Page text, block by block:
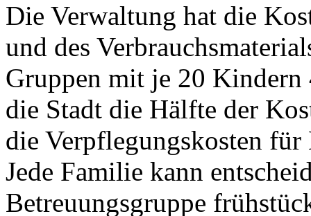
Die Verwaltung hat die
und des
Gruppen mit je 20
die Stadt die Hälfte der
die Verpflegungskosten
Jede Familie kann
Betreuungsgruppe